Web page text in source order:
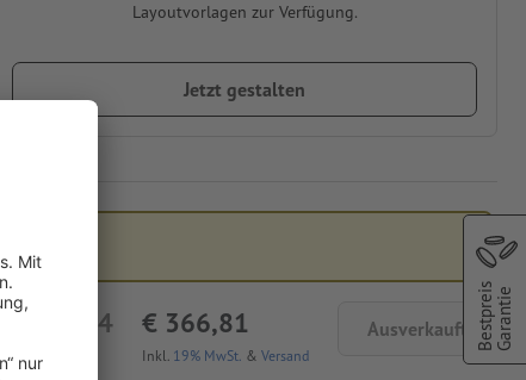
Layoutvorlagen zur Verfügung.
Jetzt gestalten
netto
€ 308,24
Inkl. 19% MwSt. & Versand
€ 366,81 Ausverkauft BestpreisGarantie